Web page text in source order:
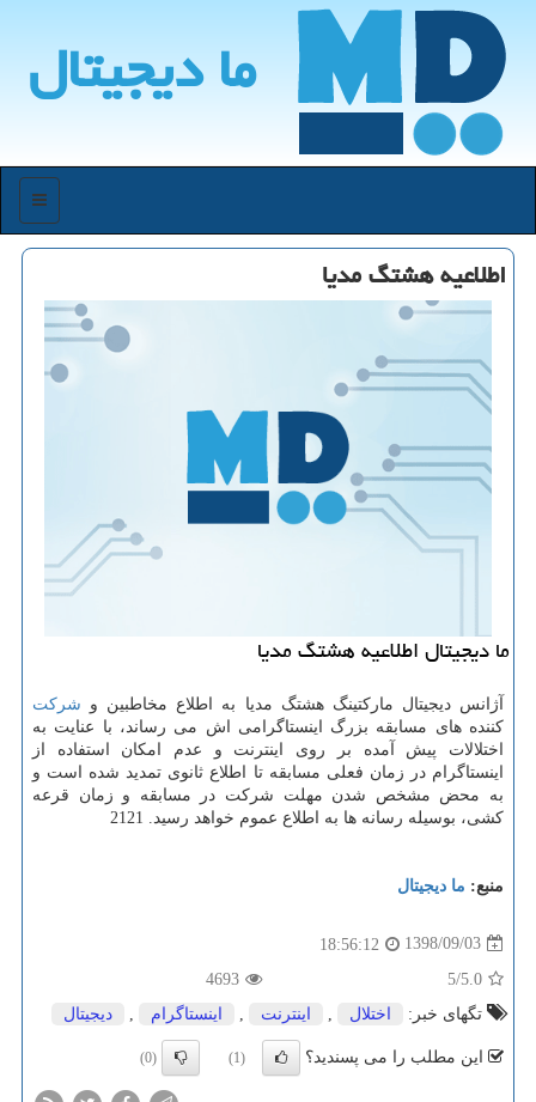
ما دیجیتال
منو
اطلاعیه هشتگ مدیا
ما دیجیتال اطلاعیه هشتگ مدیا
آژانس دیجیتال ماركتینگ هشتگ مدیا به اطلاع مخاطبین و شركت
كننده های مسابقه بزرگ اینستاگرامی اش می رساند، با عنایت به
اختلالات پیش آمده بر روی اینترنت و عدم امكان استفاده از
اینستاگرام در زمان فعلی مسابقه تا اطلاع ثانوی تمدید شده است و
به محض مشخص شدن مهلت شركت در مسابقه و زمان قرعه
كشی، بوسیله رسانه ها به اطلاع عموم خواهد رسید. 2121
منبع: ما دیجیتال
1398/09/03
18:56:12
5.0
/5
4693
تگهای خبر:
اختلال اینترنت اینستاگرام دیجیتال
این مطلب را می پسندید؟ (1)
(0)